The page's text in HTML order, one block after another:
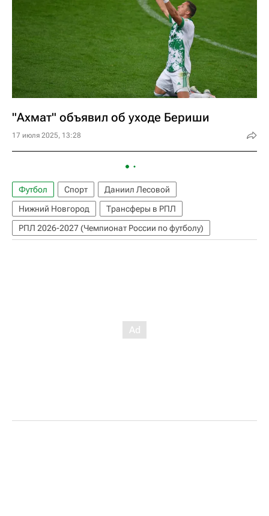
"Ахмат" объявил об уходе Бериши
17 июля 2025, 13:28
Футбол Спорт
Даниил Лесовой
Нижний Новгород
Трансферы в РПЛ
РПЛ 2026-2027 (Чемпионат России по футболу)